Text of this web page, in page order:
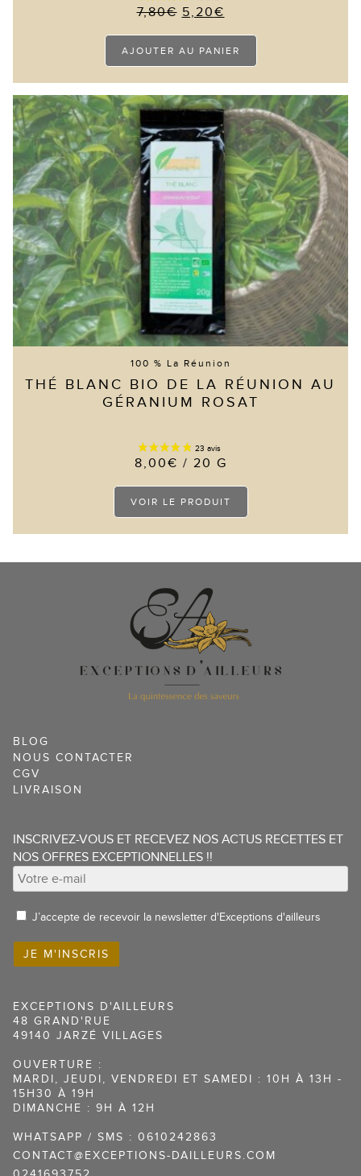
7,80€ LE
INITIAL
ÉTAIT :
7,80€.
5,20€
ACTUEL
EST :
5,20€.
AJOUTER AU PANIER
100 % La Réunion
THÉ BLANC BIO DE LA RÉUNION AU
GÉRANIUM ROSAT
8,00€ / 20 G
VOIR LE PRODUIT
Ce
a
plusieurs
la
page
produit
BLOG
NOUS CONTACTER
CGV
LIVRAISON
INSCRIVEZ-VOUS ET RECEVEZ NOS ACTUS RECETTES ET
NOS OFFRES EXCEPTIONNELLES !!
J’accepte de recevoir la newsletter d'Exceptions d'ailleurs
EXCEPTIONS D'AILLEURS
48 GRAND'RUE
49140 JARZÉ VILLAGES
OUVERTURE :
MARDI, JEUDI, VENDREDI ET SAMEDI : 10H À 13H -
15H30 À 19H
DIMANCHE : 9H À 12H
WHATSAPP / SMS : 0610242863
CONTACT@EXCEPTIONS-DAILLEURS.COM